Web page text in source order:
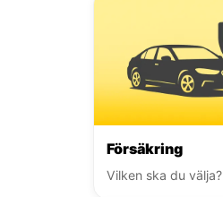
Försäkring
Vilken ska du välja?